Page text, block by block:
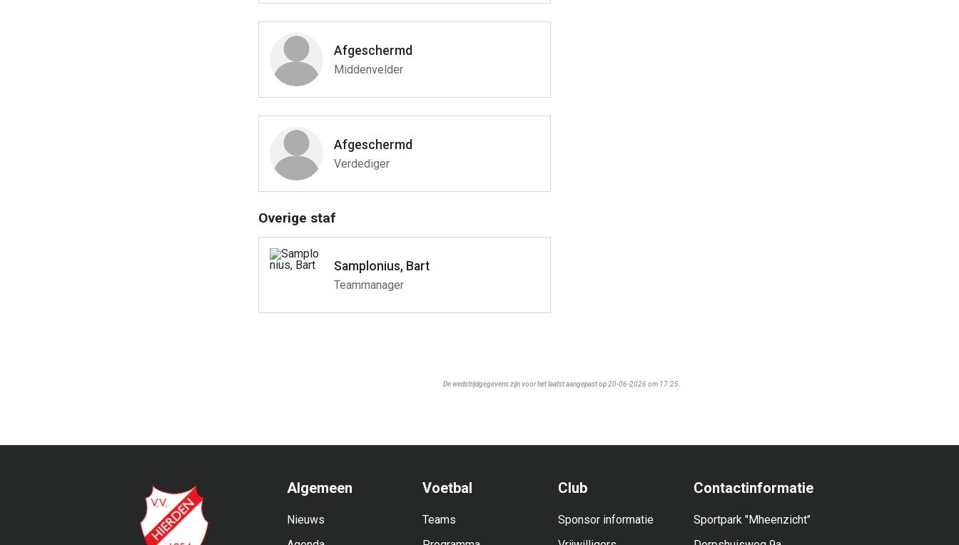
Afgeschermd
Middenvelder
Afgeschermd
Verdediger
Overige staf
Samplonius, Bart
Teammanager
De wedstrijdgegevens zijn voor het laatst aangepast op 20-06-2026 om 17:25.
Algemeen
Nieuws
Voetbal
Teams
Club
Sponsor informatie
Contactinformatie
Sportpark "Mheenzicht"